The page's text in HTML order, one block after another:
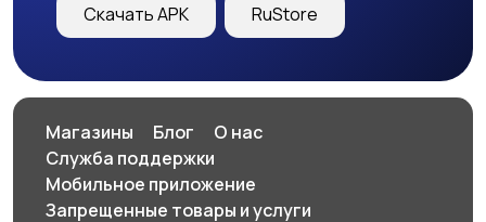
Скачать APK RuStore
Магазины Блог
О нас
Служба поддержки
Мобильное приложение
Запрещенные товары и услуги